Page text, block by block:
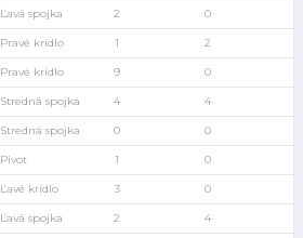
Ľavá spojka 2 0
Pravé krídlo 1 2
Pravé krídlo 9 0
Stredná spojka 4 4
Stredná spojka 0 0
Pivot 1 0
Ľavé krídlo 3 0
Ľavá spojka 2 4